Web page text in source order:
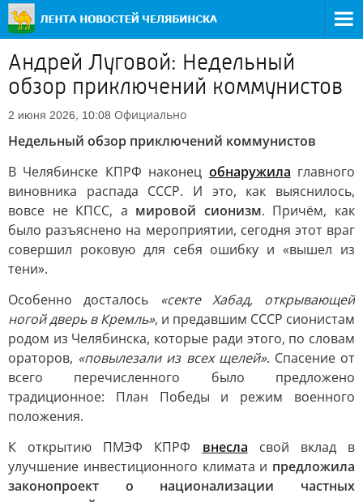
Андрей Луговой: Недельный
обзор приключений коммунистов
2 июня 2026, 10:08 Официально
Недельный обзор приключений коммунистов
В Челябинске КПРФ наконец обнаружила главного
виновника распада СССР. И это, как выяснилось,
вовсе не КПСС, а мировой сионизм. Причём, как
было разъяснено на мероприятии, сегодня этот враг
совершил роковую для себя ошибку и «вышел из
тени».
Особенно досталось «секте Хабад, открывающей
ногой дверь в Кремль», и предавшим СССР сионистам
родом из Челябинска, которые ради этого, по словам
ораторов, «повылезали из всех щелей». Спасение от
всего перечисленного было предложено
традиционное: План Победы и режим военного
положения.
К открытию ПМЭФ КПРФ внесла свой вклад в
улучшение инвестиционного климата и предложила
законопроект о национализации частных